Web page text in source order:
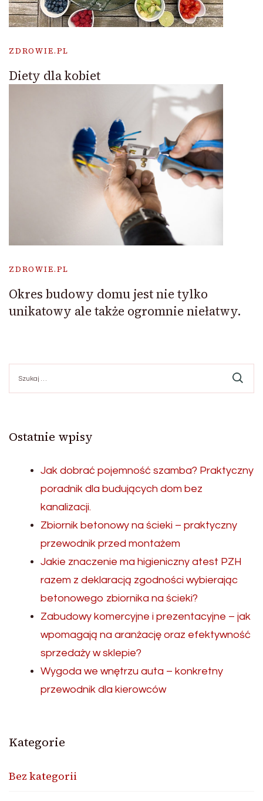
ZDROWIE.PL
Diety dla kobiet
ZDROWIE.PL
Okres budowy domu jest nie tylko
unikatowy ale także ogromnie niełatwy.
Ostatnie wpisy
Jak dobrać pojemność szamba? Praktyczny
poradnik dla budujących dom bez
kanalizacji.
Zbiornik betonowy na ścieki – praktyczny
przewodnik przed montażem
Jakie znaczenie ma higieniczny atest PZH
razem z deklaracją zgodności wybierając
betonowego zbiornika na ścieki?
Zabudowy komercyjne i prezentacyjne – jak
wpomagają na aranżację oraz efektywność
sprzedaży w sklepie?
Wygoda we wnętrzu auta – konkretny
przewodnik dla kierowców
Kategorie
Bez kategorii